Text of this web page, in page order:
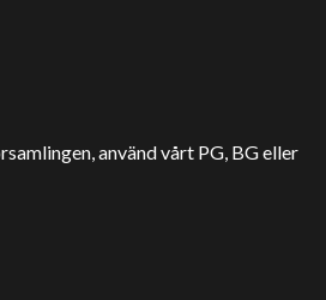
använd vårt PG, BG eller